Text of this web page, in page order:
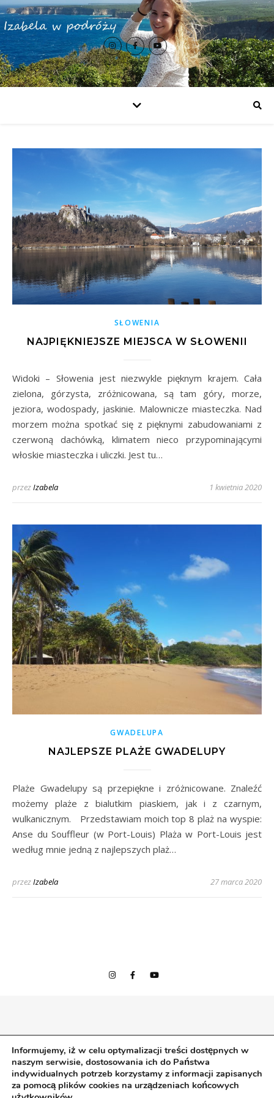
SŁOWENIA
NAJPIĘKNIEJSZE MIEJSCA W SŁOWENII
Widoki – Słowenia jest niezwykle pięknym krajem. Cała
zielona, górzysta, zróżnicowana, są tam góry, morze,
jeziora, wodospady, jaskinie. Malownicze miasteczka. Nad
morzem można spotkać się z pięknymi zabudowaniami z
czerwoną dachówką, klimatem nieco przypominającymi
włoskie miasteczka i uliczki. Jest tu…
przezIzabela 1 kwietnia 2020
GWADELUPA
NAJLEPSZE PLAŻE GWADELUPY
Plaże Gwadelupy są przepiękne i zróżnicowane. Znaleźć
możemy plaże z bialutkim piaskiem, jak i z czarnym,
wulkanicznym. Przedstawiam moich top 8 plaż na wyspie:
Anse du Souffleur (w Port-Louis) Plaża w Port-Louis jest
według mnie jedną z najlepszych plaż…
przezIzabela 27 marca 2020
Wszelkie prawa zastrzeżone.
izabelawpodrozy |Bard Motyw przezWP Royal.
Informujemy, iż w celu optymalizacji treści dostępnych w
naszym serwisie, dostosowania ich do Państwa
indywidualnych potrzeb korzystamy z informacji zapisanych
za pomocą plików cookies na urządzeniach końcowych